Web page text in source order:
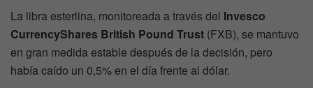
La libra esterlina, monitoreada a través del Invesco
CurrencyShares British Pound Trust (FXB), se mantuvo
en gran medida estable después de la decisión, pero
había caído un 0,5% en el día frente al dólar.